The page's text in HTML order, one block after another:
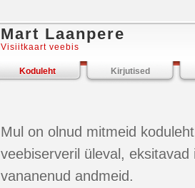
Mart Laanpere
Visiitkaart veebis
Koduleht Kirjutised
Mul on olnud mitmeid
veebiserveril üleval,
vananenud andmeid.